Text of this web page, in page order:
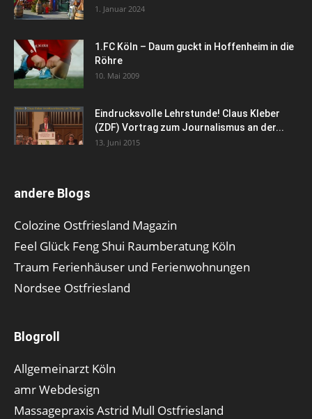
1. Januar 2024
1.FC Köln – Daum guckt in Hoffenheim in die
Röhre
10. Mai 2009
Eindrucksvolle Lehrstunde! Claus Kleber
(ZDF) Vortrag zum Journalismus an der...
13. Juni 2015
andere Blogs
Colozine Ostfriesland Magazin
Feel Glück Feng Shui Raumberatung Köln
Traum Ferienhäuser und Ferienwohnungen
Nordsee Ostfriesland
Blogroll
Allgemeinarzt Köln
amr Webdesign
Massagepraxis Astrid Mull Ostfriesland